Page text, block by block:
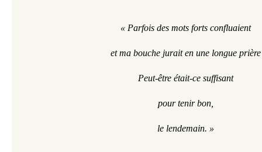
« Parfois des mots forts confluaient
et ma bouche jurait en une longue prière
Peut-être était-ce suffisant
pour tenir bon,
le lendemain. »